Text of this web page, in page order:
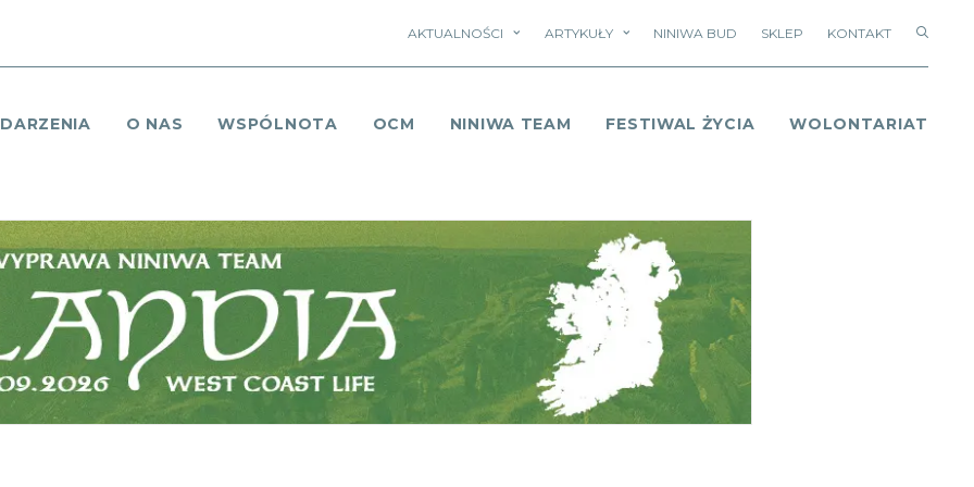
AKTUALNOŚCI ARTYKUŁY NINIWA BUD SKLEP KONTAKT
O NAS WSPÓLNOTA OCM NINIWA TEAM FESTIWAL ŻYCIA WOLONTARIAT